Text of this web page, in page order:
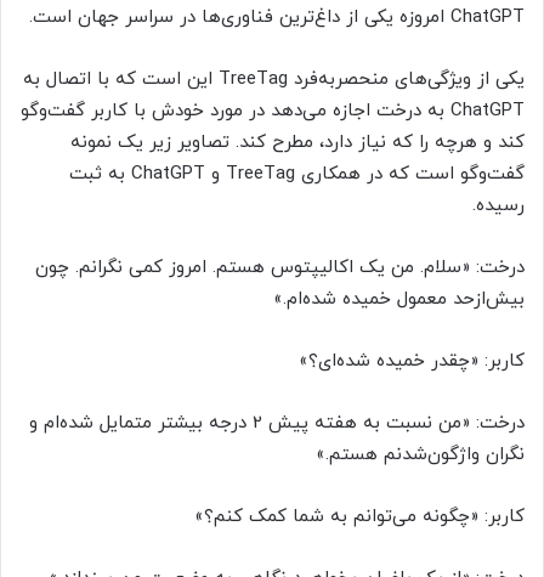
ChatGPT امروزه یکی از داغ‌ترین فناوری‌ها در سراسر جهان است.
یکی از ویژگی‌های منحصر‌به‌فرد TreeTag این است که با اتصال به
ChatGPT به درخت اجازه می‌دهد در مورد خودش با کاربر گفت‌وگو
کند و هرچه را که نیاز دارد، مطرح کند. تصاویر زیر یک نمونه
گفت‌وگو است که در همکاری TreeTag و ChatGPT به ثبت
رسیده.
درخت: «سلام. من یک اکالیپتوس هستم. امروز کمی نگرانم. چون
بیش‌ازحد معمول خمیده شده‌ام.»
کاربر: «چقدر خمیده شده‌ای؟»
درخت: «من نسبت به هفته پیش 2 درجه بیشتر متمایل شده‌ام و
نگران واژگون‌شدنم هستم.»
کاربر: «چگونه می‌توانم به شما کمک کنم؟»